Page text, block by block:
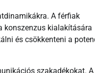
A férfiak
konszenzus kialakítására
és csökkenteni a
szakadékokat. A